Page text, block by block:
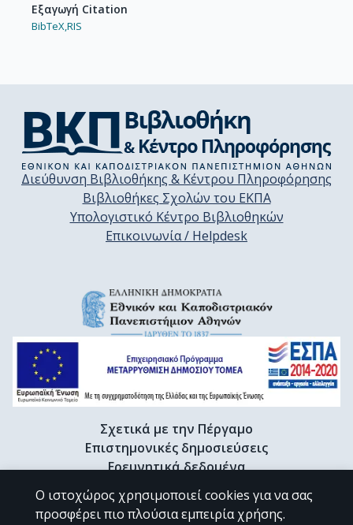
Εξαγωγή Citation
BibTeX,RIS
Διεύθυνση Βιβλιοθήκης & Κέντρου Πληροφόρησης
Βιβλιοθήκες Σχολών του ΕΚΠΑ
Υπολογιστικό Κέντρο Βιβλιοθηκών
Επικοινωνία / Helpdesk
Σχετικά με την Πέργαμο
Επιστημονικές δημοσιεύσεις
Ερευνητικά δεδομένα
Διδακτορικές διατριβές & Γκρίζα βιβλιογραφία
Προφίλ Ερευνητή
Ο ιστοχώρος χρησιμοποιεί cookies για να σας
προσφέρει πιο πλούσια εμπειρία χρήσης.